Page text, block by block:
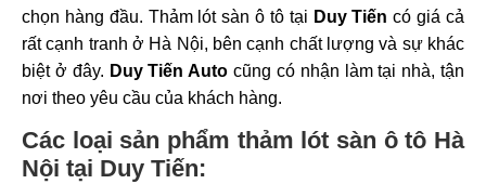
chọn hàng đầu. Thảm lót sàn ô tô tại Duy Tiếncó giá cả
rất cạnh tranh ở Hà Nội, bên cạnh chất lượng và sự khác
biệt ở đây. Duy Tiến Auto cũng có nhận làm tại nhà, tận
nơi theo yêu cầu của khách hàng.
Các loại sản phẩm thảm lót sàn ô tô Hà
Nội tại Duy Tiến: